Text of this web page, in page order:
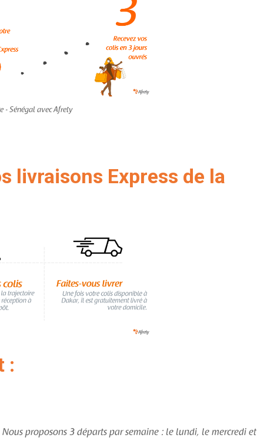
- Sénégal avec Afrety
livraisons Express de la
:
proposons 3 départs par semaine : le lundi, le mercredi et